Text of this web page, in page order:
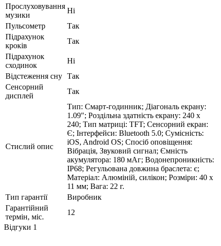
Прослуховування
музики
Ні
Пульсометр
Так
Підрахунок
кроків
Так
Підрахунок
сходинок
Ні
Відстеження сну Так
Сенсорний
дисплей
Так
Стислий опис
Тип: Смарт-годинник; Діагональ екрану:
1.09"; Роздільна здатність екрану: 240 x
240; Тип матриці: TFT; Сенсорний екран:
Є; Інтерфейси: Bluetooth 5.0; Сумісність:
iOS, Android OS; Спосіб оповіщення:
Вібрація, Звуковий сигнал; Ємність
акумулятора: 180 мАг; Водонепроникність:
IP68; Регульована довжина браслета: є;
Матеріал: Алюміній, силікон; Розміри: 40 х
11 мм; Вага: 22 г.
Тип гарантії
Виробник
Гарантійний
термін, міс.
12
Відгуки 1